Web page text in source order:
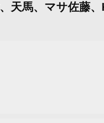
天馬、マサ佐藤